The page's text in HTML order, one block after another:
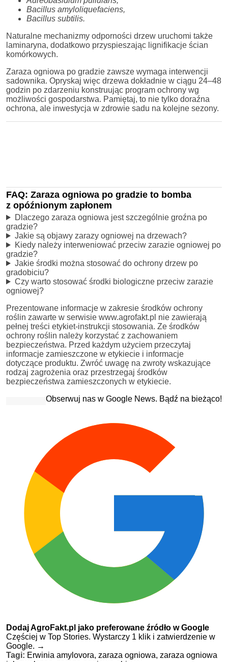
Bacillus amyloliquefaciens,
Bacillus subtilis.
Naturalne mechanizmy odporności drzew uruchomi także
laminaryna, dodatkowo przyspieszając lignifikacje ścian
komórkowych.
Zaraza ogniowa po gradzie zawsze wymaga interwencji
sadownika. Opryskaj więc drzewa dokładnie w ciągu 24–48
godzin po zdarzeniu konstruując program ochrony wg
możliwości gospodarstwa. Pamiętaj, to nie tylko doraźna
ochrona, ale inwestycja w zdrowie sadu na kolejne sezony.
FAQ: Zaraza ogniowa po gradzie to bomba
z opóźnionym zapłonem
Dlaczego zaraza ogniowa jest szczególnie groźna po
gradzie?
Jakie są objawy zarazy ogniowej na drzewach?
Kiedy należy interweniować przeciw zarazie ogniowej po
gradzie?
Jakie środki można stosować do ochrony drzew po
gradobiciu?
Czy warto stosować środki biologiczne przeciw zarazie
ogniowej?
Prezentowane informacje w zakresie środków ochrony
roślin zawarte w serwisie www.agrofakt.pl nie zawierają
pełnej treści etykiet-instrukcji stosowania. Ze środków
ochrony roślin należy korzystać z zachowaniem
bezpieczeństwa. Przed każdym użyciem przeczytaj
informacje zamieszczone w etykiecie i informacje
dotyczące produktu. Zwróć uwagę na zwroty wskazujące
rodzaj zagrożenia oraz przestrzegaj środków
bezpieczeństwa zamieszczonych w etykiecie.
Obserwuj nas w Google News. Bądź na bieżąco!
Dodaj AgroFakt.pl jako preferowane źródło w Google
Częściej w Top Stories. Wystarczy 1 klik i zatwierdzenie w
Google. →
Tagi: Erwinia amylovora, zaraza ogniowa, zaraza ogniowa